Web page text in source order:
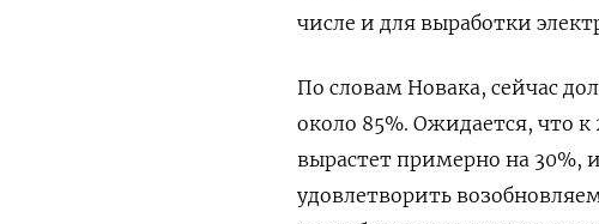
числе и для выработки
По словам Новака, сейчас
около 85%. Ожидается, что
вырастет примерно на 30%,
удовлетворить